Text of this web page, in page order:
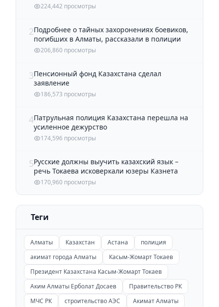
224,442 просмотры
2Подробнее о тайных захоронениях боевиков,
погибших в Алматы, рассказали в полиции
206,860 просмотры
3Пенсионный фонд Казахстана сделал
заявление
186,573 просмотры
4Патрульная полиция Казахстана перешла на
усиленное дежурство
174,596 просмотры
5Русские должны выучить казахский язык –
речь Токаева исковеркали юзеры Казнета
170,960 просмотры
Теги
Алматы Казахстан Астана
полиция
акимат города Алматы
Касым-Жомарт Токаев
Президент Казахстана Касым-Жомарт Токаев
Аким Алматы Ерболат Досаев
Правительство РК
МЧС РК
строительство АЭС
Акимат Алматы